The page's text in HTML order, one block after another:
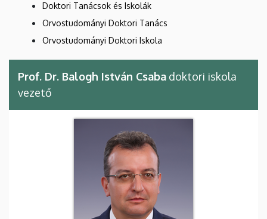
Doktori Tanácsok és Iskolák
Orvostudományi Doktori Tanács
Orvostudományi Doktori Iskola
Prof. Dr. Balogh István Csaba doktori iskola
vezető